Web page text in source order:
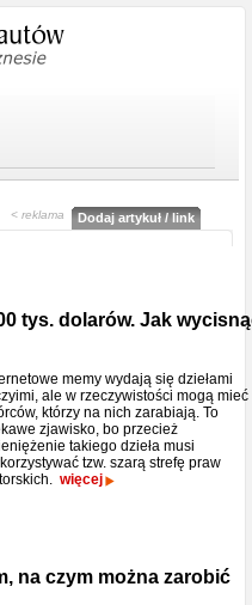
< reklama Dodaj artykuł / link
tys. dolarów. Jak
memy wydają się dziełami
ale w rzeczywistości mogą mieć
którzy na nich zarabiają. To
zjawisko, bo przecież
takiego dzieła musi
tzw. szarą strefę praw
więcej
na czym można zarobić